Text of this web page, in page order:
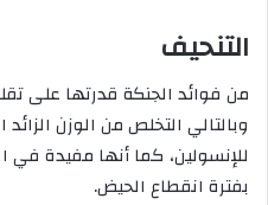
التنحيف
من فوائد الجنكة قدرتها على
وبالتالي التخلص من الوزن
للإنسولين، كما أنها مفيدة في
بفترة انقطاع الحيض.